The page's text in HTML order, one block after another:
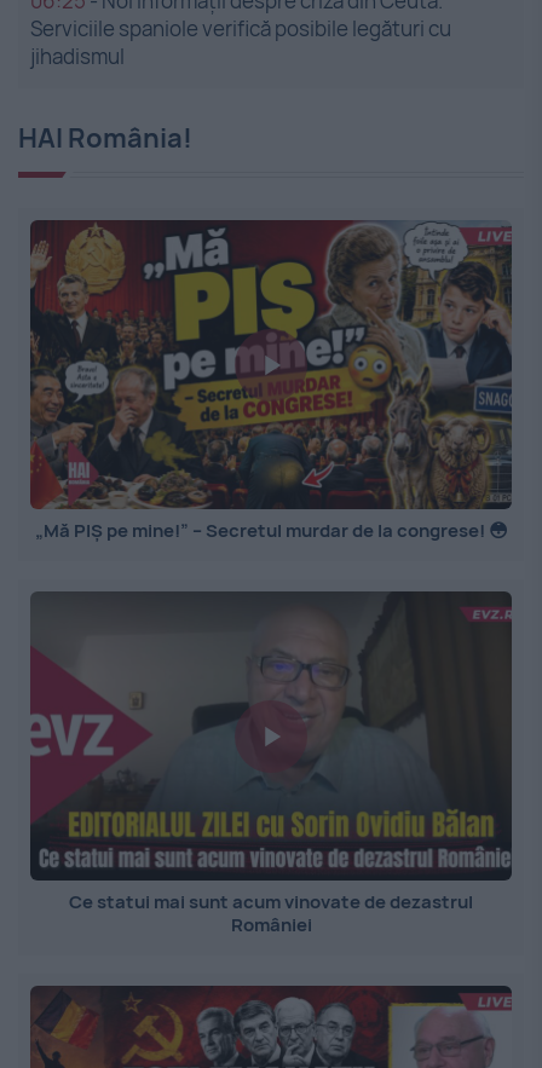
Serviciile spaniole verifică posibile legături cu
jihadismul
HAI România!
„Mă PIȘ pe mine!” – Secretul murdar de la congrese! 😳
Ce statui mai sunt acum vinovate de dezastrul
României